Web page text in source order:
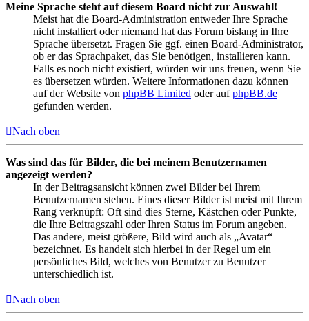
Meine Sprache steht auf diesem Board nicht zur Auswahl!
Meist hat die Board-Administration entweder Ihre Sprache
nicht installiert oder niemand hat das Forum bislang in Ihre
Sprache übersetzt. Fragen Sie ggf. einen Board-Administrator,
ob er das Sprachpaket, das Sie benötigen, installieren kann.
Falls es noch nicht existiert, würden wir uns freuen, wenn Sie
es übersetzen würden. Weitere Informationen dazu können
auf der Website von phpBB Limited oder aufphpBB.de
gefunden werden.
Nach oben
Was sind das für Bilder, die bei meinem Benutzernamen
angezeigt werden?
In der Beitragsansicht können zwei Bilder bei Ihrem
Benutzernamen stehen. Eines dieser Bilder ist meist mit Ihrem
Rang verknüpft: Oft sind dies Sterne, Kästchen oder Punkte,
die Ihre Beitragszahl oder Ihren Status im Forum angeben.
Das andere, meist größere, Bild wird auch als „Avatar“
bezeichnet. Es handelt sich hierbei in der Regel um ein
persönliches Bild, welches von Benutzer zu Benutzer
unterschiedlich ist.
Nach oben